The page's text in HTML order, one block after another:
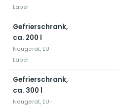
Label
Gefrierschrank,
ca. 200 l
Neugerät, EU-
Label
Gefrierschrank,
ca. 300 l
Neugerät, EU-